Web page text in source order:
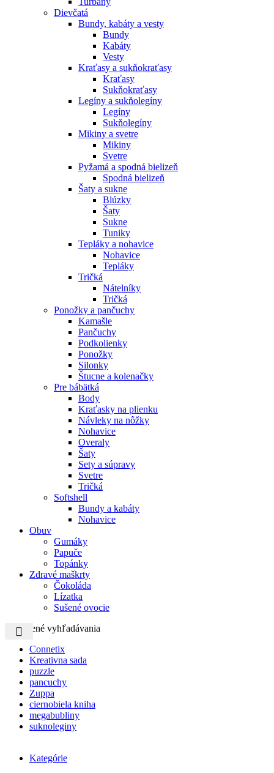
Dievčatá
Bundy, kabáty a vesty
Bundy
Kabáty
Vesty
Kraťasy a sukňokraťasy
Kraťasy
Sukňokraťasy
Legíny a sukňolegíny
Legíny
Sukňolegíny
Mikiny a svetre
Mikiny
Svetre
Pyžamá a spodná bielizeň
Spodná bielizeň
Šaty a sukne
Blúzky
Šaty
Sukne
Tuniky
Tepláky a nohavice
Nohavice
Tepláky
Tričká
Nátelníky
Tričká
Ponožky a pančuchy
Kamašle
Pančuchy
Podkolienky
Ponožky
Silonky
Štucne a kolenačky
Pre bábätká
Body
Kraťasky na plienku
Návleky na nôžky
Nohavice
Overaly
Šaty
Sety a súpravy
Svetre
Tričká
Softshell
Bundy a kabáty
Nohavice
Obuv
Gumáky
Papuče
Topánky
Zdravé maškrty
Čokoláda
Lízatka
Sušené ovocie
Obľúbené vyhľadávania
Connetix
Kreativna sada
puzzle
pancuchy
Zuppa
ciernobiela kniha
megabubliny
suknoleginy
Kategórie